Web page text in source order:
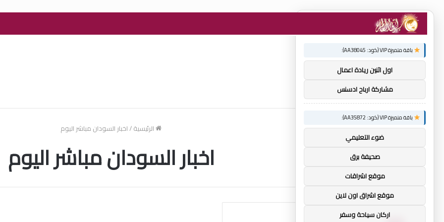
الرئيسية/اخبار السودان مباشر اليوم
اخبار السودان مباشر اليوم
توصيات :
باقة متميزة VIP (كود: AA38045):
اول اثنين ريادة اعمال
مشاركة ارباح ادسنس
باقة متميزة VIP (كود: AA35872):
ضوء التعليمي
صحيفة برق
موقع اشراقات
موقع اشراق اون لاين
اركان سياحة وسفر